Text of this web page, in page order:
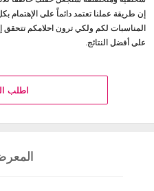
إن طريقة عملنا تعتمد دائماً على الإهتمام
المناسبات لكم ولكي ترون احلامكم
على أفضل النتائج.
اطلب